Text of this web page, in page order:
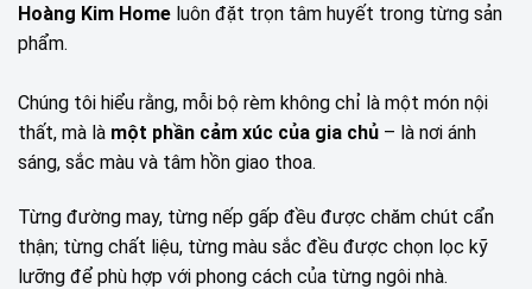
Hoàng Kim Home luôn đặt trọn tâm huyết trong từng sản
phẩm.
Chúng tôi hiểu rằng, mỗi bộ rèm không chỉ là một món nội
thất, mà là một phần cảm xúc của gia chủ – là nơi ánh
sáng, sắc màu và tâm hồn giao thoa.
Từng đường may, từng nếp gấp đều được chăm chút cẩn
thận; từng chất liệu, từng màu sắc đều được chọn lọc kỹ
lưỡng để phù hợp với phong cách của từng ngôi nhà.